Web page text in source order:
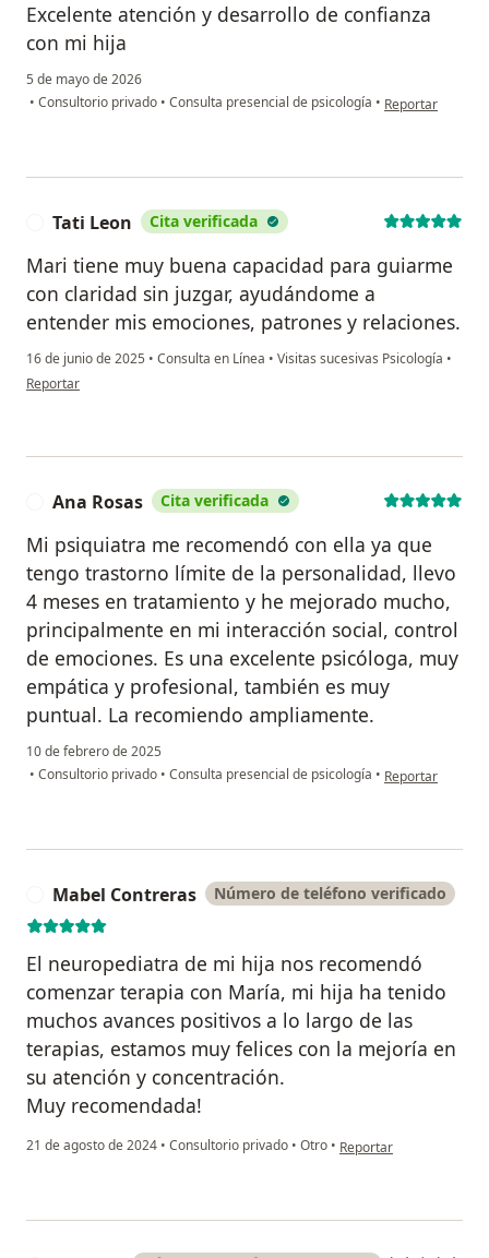
Excelente atención y desarrollo de confianza
con mi hija
5 de mayo de 2026
• Consultorio privado • Consulta presencial de psicología • en opinión del
Reportar
Tati Leon Cita verificada
Mari tiene muy buena capacidad para guiarme
con claridad sin juzgar, ayudándome a
entender mis emociones, patrones y relaciones.
16 de junio de 2025 • Consulta en Línea • Visitas sucesivas Psicología •
en opinión del usuario Tati Leon
Reportar
Ana Rosas Cita verificada
Mi psiquiatra me recomendó con ella ya que
tengo trastorno límite de la personalidad, llevo
4 meses en tratamiento y he mejorado mucho,
principalmente en mi interacción social, control
de emociones. Es una excelente psicóloga, muy
empática y profesional, también es muy
puntual. La recomiendo ampliamente.
10 de febrero de 2025
• Consultorio privado • Consulta presencial de psicología • en opinión del
Reportar
Mabel Contreras Número de teléfono verificado
El neuropediatra de mi hija nos recomendó
comenzar terapia con María, mi hija ha tenido
muchos avances positivos a lo largo de las
terapias, estamos muy felices con la mejoría en
su atención y concentración.
Muy recomendada!
21 de agosto de 2024 • Consultorio privado • Otro • en opinión del usuario
Reportar